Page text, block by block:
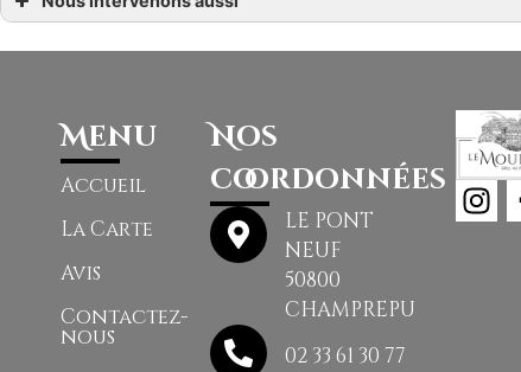
Restaurant traditionnel à Gavray
Restaurant traditionnel à Granville
Restaurant traditionnel à Jullouville
Restaurant traditionnel à Pontorson, Mont-Saint-Michel, Beauvoir
Restaurant traditionnel à Saint-Jean-le-Thomas
Restaurant traditionnel à Saint-Lô
Restaurant traditionnel à Villedieu-les-Poêles, Champrépus
Restaurant traditionnel à Vire
Menu
Accueil
La Carte
Avis
Contactez-
nous
Nos
coordonnées
LE PONT
NEUF
50800
CHAMPREPUS
02 33 61 30 77